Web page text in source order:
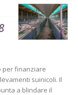
per finanziare
suinicoli. Il
a blindare il